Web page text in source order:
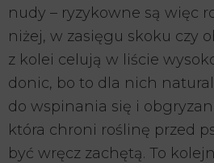
nudy – ryzykowne są więc
niżej, w zasięgu skoku czy
z kolei celują w liście
donic, bo to dla nich
do wspinania się i
która chroni roślinę przed
być wręcz zachętą. To